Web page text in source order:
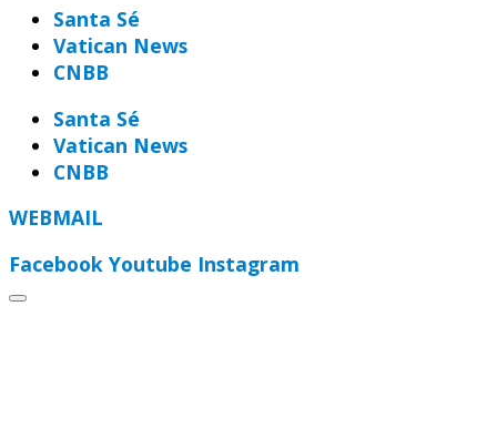
Santa Sé
Vatican News
CNBB
Santa Sé
Vatican News
CNBB
WEBMAIL
Facebook Youtube Instagram